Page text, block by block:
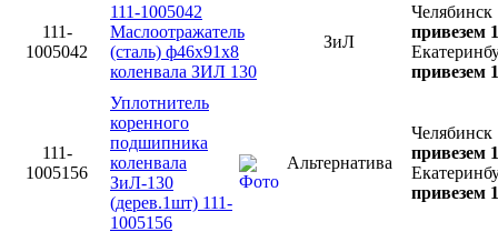
111-
1005042
111-1005042
Маслоотражатель
(сталь) ф46х91х8
коленвала ЗИЛ 130
ЗиЛ
Челябинск
привезем
привезем
111-
1005156
Уплотнитель
коренного
подшипника
коленвала
ЗиЛ-130
(дерев.1шт) 111-
1005156
Альтернатива
Челябинск
привезем
привезем